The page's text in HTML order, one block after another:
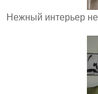
Нежный интерьер